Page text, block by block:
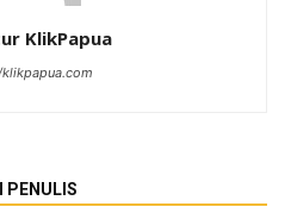
KlikPapua
PENULIS